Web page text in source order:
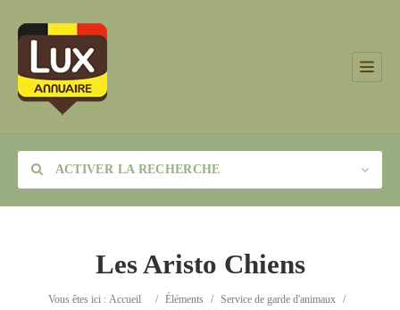
ACTIVER LA RECHERCHE
Catégorie
Les Aristo Chiens
Vous êtes ici : Accueil / Éléments / Service de garde d'animaux
/